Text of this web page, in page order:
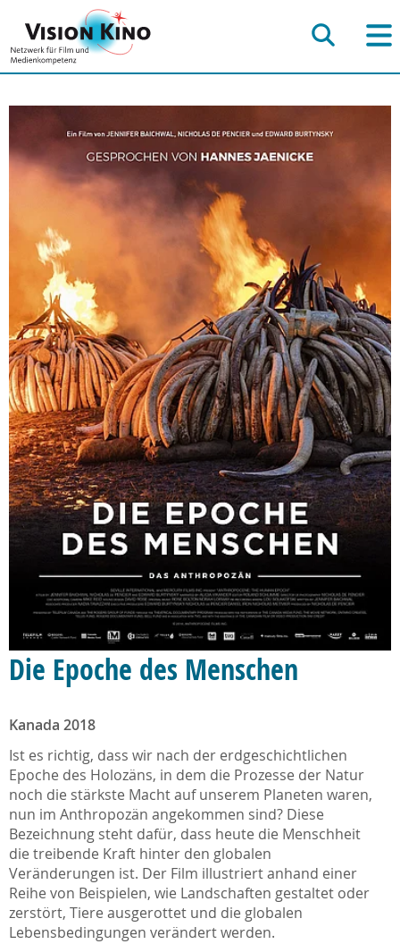
Die Epoche des Menschen
Kanada 2018
Ist es richtig, dass wir nach der erdgeschichtlichen
Epoche des Holozäns, in dem die Prozesse der Natur
noch die stärkste Macht auf unserem Planeten waren,
nun im Anthropozän angekommen sind? Diese
Bezeichnung steht dafür, dass heute die Menschheit
die treibende Kraft hinter den globalen
Veränderungen ist. Der Film illustriert anhand einer
Reihe von Beispielen, wie Landschaften gestaltet oder
zerstört, Tiere ausgerottet und die globalen
Lebensbedingungen verändert werden.